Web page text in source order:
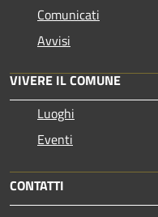
Comunicati
Avvisi
VIVERE IL COMUNE
Luoghi
Eventi
CONTATTI